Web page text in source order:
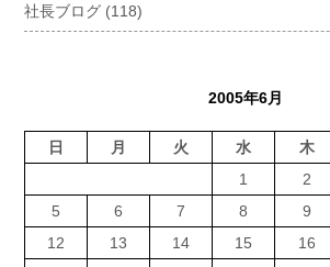
社長ブログ (118)
2005年6月
日 月 火 水 木
1 2
5
6 7 8 9
12
13 14 15 16